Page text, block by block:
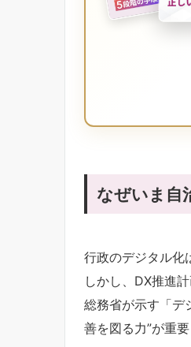
なぜいま自
行政のデジタル化
しかし、DX推進
総務省が示す「デ
善を図る力”が重